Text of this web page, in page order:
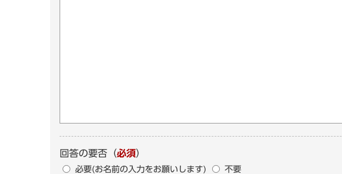
回答の要否 （必須）
必要(お名前の入力をお願いします) 不要